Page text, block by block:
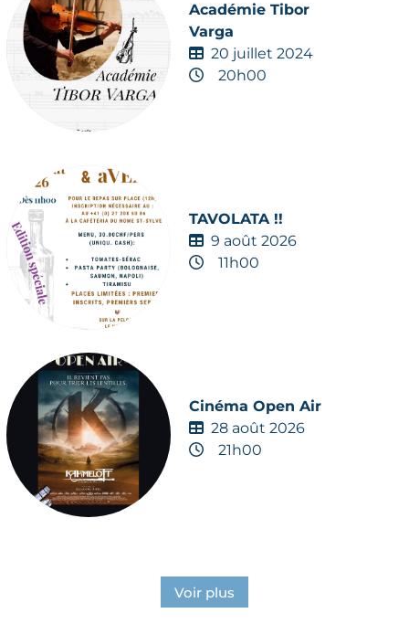
Académie Tibor
Varga
20 juillet 2024
20h00
TAVOLATA !!
9 août 2026
11h00
Cinéma Open Air
28 août 2026
21h00
Voir plus